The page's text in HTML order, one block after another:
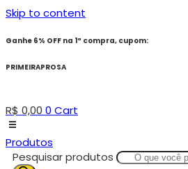
Skip to content
Ganhe 6% OFF na 1ª compra, cupom:
PRIMEIRAPROSA
R$ 0,00 0 Cart
Produtos
Pesquisar produtos